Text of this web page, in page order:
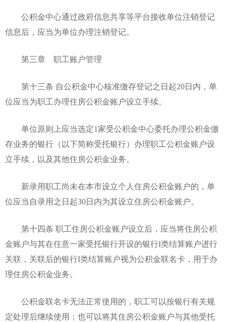
公积金中心通过政府信息共享等平台接收单位注销登记
信息后，应当为单位办理注销登记。
第三章 职工账户管理
第十三条 自公积金中心核准缴存登记之日起20日内，单
位应当为职工办理住房公积金账户设立手续。
单位原则上应当选定1家受公积金中心委托办理公积金缴
存业务的银行（以下简称受托银行）办理职工公积金账户设
立手续，以及其他住房公积金业务。
新录用职工尚未在本市设立个人住房公积金账户的，单
位应当自录用之日起30日内为其设立住房公积金账户。
第十四条 职工住房公积金账户设立后，应当将住房公积
金账户与其在任意一家受托银行开设的银行I类结算账户进行
关联，关联后的银行I类结算账户视为公积金联名卡，用于办
理住房公积金业务。
公积金联名卡无法正常使用的，职工可以按银行有关规
定处理后继续使用；也可以将其住房公积金账户与其他受托